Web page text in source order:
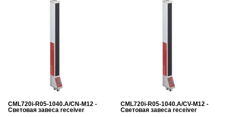
CML720i-R05-1040.A/CN-M12 -
Световая завеса receiver
CML720i-R05-1040.A/CV-M12 -
Световая завеса receiver